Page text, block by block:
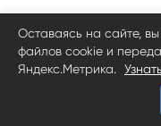
Оставаясь на сайте,
файлов cookie и
Яндекс.Метрика.